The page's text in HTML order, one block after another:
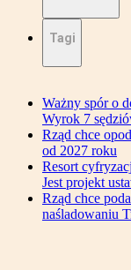
Tagi
Ważny spór o
Wyrok 7
Rząd chce
od 2027 roku
Resort
Jest projekt
Rząd chce
naśladowaniu